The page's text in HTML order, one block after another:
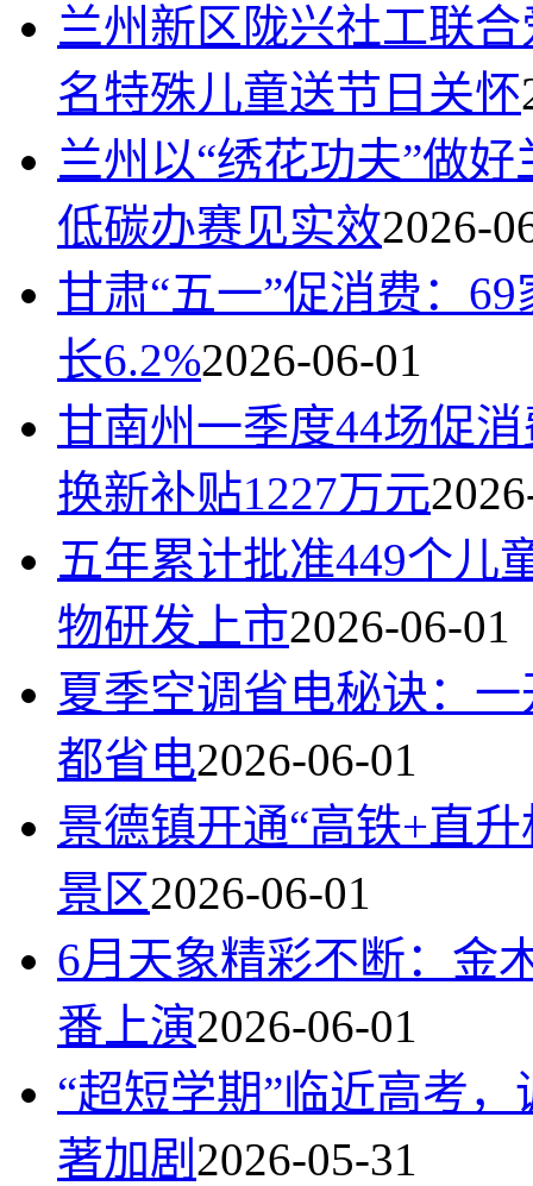
兰州新区陇兴社工联
名特殊儿童送节日关怀
兰州以“绣花功夫”做
低碳办赛见实效2026-
甘肃“五一”促消费：
长6.2%2026-06-01
甘南州一季度44场促
换新补贴1227万元
五年累计批准449个儿
物研发上市2026-06-01
夏季空调省电秘诀：
都省电2026-06-01
景德镇开通“高铁+直
景区2026-06-01
6月天象精彩不断：金
番上演2026-06-01
“超短学期”临近高考
著加剧 2026-05-31